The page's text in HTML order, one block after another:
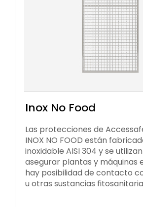
Inox No Food
Las protecciones de
INOX NO FOOD están
inoxidable AISI 304 y se
asegurar plantas y máquinas
hay posibilidad de contacto
u otras sustancias